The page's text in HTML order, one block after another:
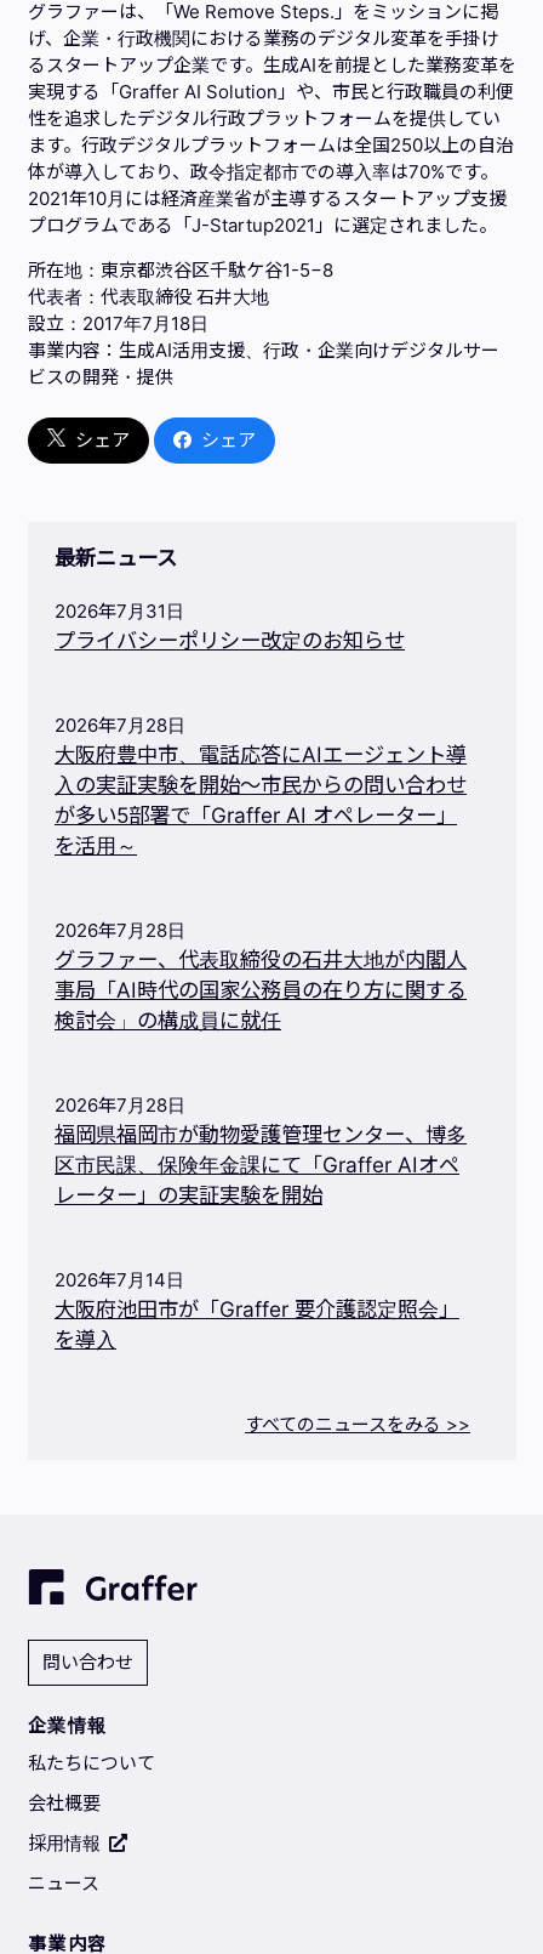
グラファーは、「We Remove Steps.」をミッションに掲
げ、企業・行政機関における業務のデジタル変革を手掛け
るスタートアップ企業です。生成AIを前提とした業務変革を
実現する「Graffer AI Solution」や、市民と行政職員の利便
性を追求したデジタル行政プラットフォームを提供してい
ます。行政デジタルプラットフォームは全国250以上の自治
体が導入しており、政令指定都市での導入率は70%です。
2021年10月には経済産業省が主導するスタートアップ支援
プログラムである「J-Startup2021」に選定されました。
所在地：東京都渋谷区千駄ケ谷1-5−8
代表者：代表取締役 石井大地
設立：2017年7月18日
事業内容：生成AI活用支援、行政・企業向けデジタルサー
ビスの開発・提供
シェア シェア
最新ニュース
2026年7月31日
プライバシーポリシー改定のお知らせ
2026年7月28日
大阪府豊中市、電話応答にAIエージェント導
入の実証実験を開始～市民からの問い合わせ
が多い5部署で「Graffer AI オペレーター」
を活用～
2026年7月28日
グラファー、代表取締役の石井大地が内閣人
事局「AI時代の国家公務員の在り方に関する
検討会」の構成員に就任
2026年7月28日
福岡県福岡市が動物愛護管理センター、博多
区市民課、保険年金課にて「Graffer AIオペ
レーター」の実証実験を開始
2026年7月14日
大阪府池田市が「Graffer 要介護認定照会」
を導入
すべてのニュースをみる >>
問い合わせ
企業情報
私たちについて
会社概要
採用情報
ニュース
事業内容